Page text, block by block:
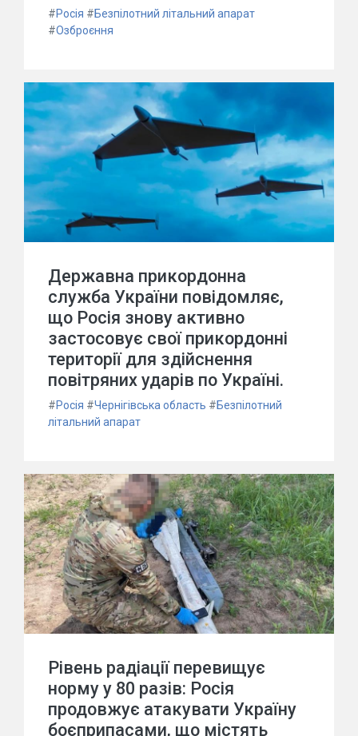
#Росія #Безпілотний літальний апарат
#Озброєння
Державна прикордонна
служба України повідомляє,
що Росія знову активно
застосовує свої прикордонні
території для здійснення
повітряних ударів по Україні.
#Росія #Чернігівська область #Безпілотний
літальний апарат
Рівень радіації перевищує
норму у 80 разів: Росія
продовжує атакувати Україну
боєприпасами, що містять